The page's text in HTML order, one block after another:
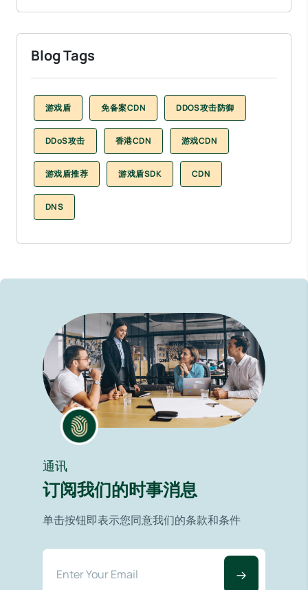
Blog Tags
游戏盾 免备案CDN DDOS攻击防御
DDoS攻击 香港CDN 游戏CDN
游戏盾推荐 游戏盾SDK CDN
DNS
通讯
订阅我们的时事消息
单击按钮即表示您同意我们的条款和条件